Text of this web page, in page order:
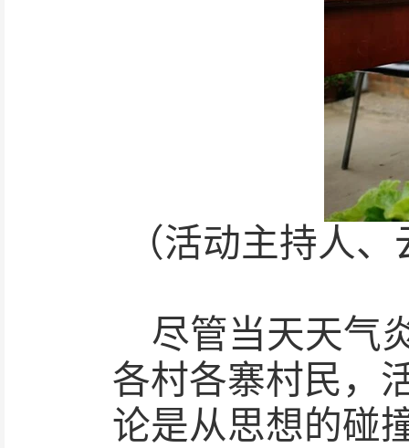
（活动主持人
尽管当天天气
各村各寨村民，
论是从思想的碰